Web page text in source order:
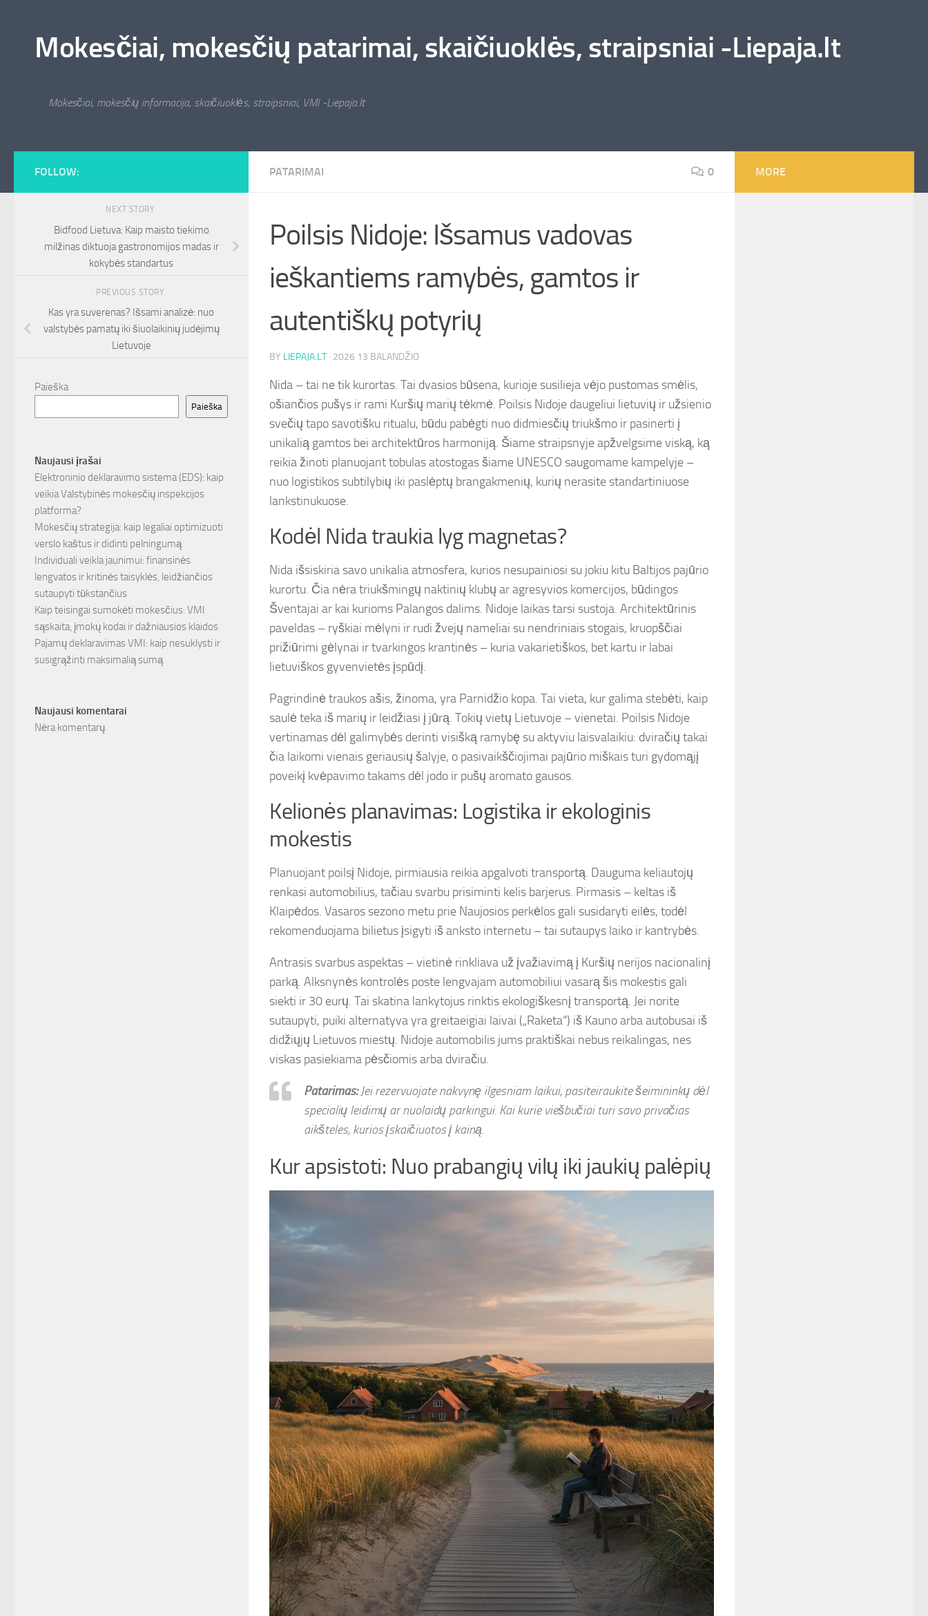
Mokesčiai, mokesčių patarimai, skaičiuoklės, straipsniai -Liepaja.lt
Mokesčiai, mokesčių informacija, skaičiuoklės, straipsniai, VMI -Liepaja.lt
PATARIMAI 0
Poilsis Nidoje: Išsamus vadovas
ieškantiems ramybės, gamtos ir
autentiškų potyrių
BY LIEPAJA.LT · 2026 13 BALANDŽIO
Nida – tai ne tik kurortas. Tai dvasios būsena, kurioje susilieja vėjo pustomas smėlis,
ošiančios pušys ir rami Kuršių marių tėkmė. Poilsis Nidoje daugeliui lietuvių ir užsienio
svečių tapo savotišku ritualu, būdu pabėgti nuo didmiesčių triukšmo ir pasinerti į
unikalią gamtos bei architektūros harmoniją. Šiame straipsnyje apžvelgsime viską, ką
reikia žinoti planuojant tobulas atostogas šiame UNESCO saugomame kampelyje –
nuo logistikos subtilybių iki paslėptų brangakmenių, kurių nerasite standartiniuose
lankstinukuose.
Kodėl Nida traukia lyg magnetas?
Nida išsiskiria savo unikalia atmosfera, kurios nesupainiosi su jokiu kitu Baltijos pajūrio
kurortu. Čia nėra triukšmingų naktinių klubų ar agresyvios komercijos, būdingos
Šventajai ar kai kurioms Palangos dalims. Nidoje laikas tarsi sustoja. Architektūrinis
paveldas – ryškiai mėlyni ir rudi žvejų nameliai su nendriniais stogais, kruopščiai
prižiūrimi gėlynai ir tvarkingos krantinės – kuria vakarietiškos, bet kartu ir labai
lietuviškos gyvenvietės įspūdį.
Pagrindinė traukos ašis, žinoma, yra Parnidžio kopa. Tai vieta, kur galima stebėti, kaip
saulė teka iš marių ir leidžiasi į jūrą. Tokių vietų Lietuvoje – vienetai. Poilsis Nidoje
vertinamas dėl galimybės derinti visišką ramybę su aktyviu laisvalaikiu: dviračių takai
čia laikomi vienais geriausių šalyje, o pasivaikščiojimai pajūrio miškais turi gydomąjį
poveikį kvėpavimo takams dėl jodo ir pušų aromato gausos.
Kelionės planavimas: Logistika ir ekologinis
mokestis
Planuojant poilsį Nidoje, pirmiausia reikia apgalvoti transportą. Dauguma keliautojų
renkasi automobilius, tačiau svarbu prisiminti kelis barjerus. Pirmasis – keltas iš
Klaipėdos. Vasaros sezono metu prie Naujosios perkėlos gali susidaryti eilės, todėl
rekomenduojama bilietus įsigyti iš anksto internetu – tai sutaupys laiko ir kantrybės.
Antrasis svarbus aspektas – vietinė rinkliava už įvažiavimą į Kuršių nerijos nacionalinį
parką. Alksnynės kontrolės poste lengvajam automobiliui vasarą šis mokestis gali
siekti ir 30 eurų. Tai skatina lankytojus rinktis ekologiškesnį transportą. Jei norite
sutaupyti, puiki alternatyva yra greitaeigiai laivai („Raketa“) iš Kauno arba autobusai iš
didžiųjų Lietuvos miestų. Nidoje automobilis jums praktiškai nebus reikalingas, nes
viskas pasiekiama pėsčiomis arba dviračiu.
Patarimas:Jei rezervuojate nakvynę ilgesniam laikui, pasiteiraukite šeimininkų dėl
specialių leidimų ar nuolaidų parkingui. Kai kurie viešbučiai turi savo privačias
aikšteles, kurios įskaičiuotos į kainą.
Kur apsistoti: Nuo prabangių vilų iki jaukių palėpių
FOLLOW:
NEXT STORY
Bidfood Lietuva: Kaip maisto tiekimo
milžinas diktuoja gastronomijos madas ir
kokybės standartus
PREVIOUS STORY
Kas yra suverenas? Išsami analizė: nuo
valstybės pamatų iki šiuolaikinių judėjimų
Lietuvoje
Paieška
Paieška
Naujausi įrašai
Elektroninio deklaravimo sistema (EDS): kaip
veikia Valstybinės mokesčių inspekcijos
platforma?
Mokesčių strategija: kaip legaliai optimizuoti
verslo kaštus ir didinti pelningumą
Individuali veikla jaunimui: finansinės
lengvatos ir kritinės taisyklės, leidžiančios
sutaupyti tūkstančius
Kaip teisingai sumokėti mokesčius: VMI
sąskaita, įmokų kodai ir dažniausios klaidos
Pajamų deklaravimas VMI: kaip nesuklysti ir
susigrąžinti maksimalią sumą
Naujausi komentarai
Nėra komentarų.
MORE